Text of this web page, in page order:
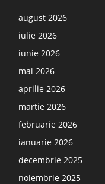
august 2026
iulie 2026
iunie 2026
mai 2026
aprilie 2026
martie 2026
februarie 2026
ianuarie 2026
decembrie 2025
noiembrie 2025